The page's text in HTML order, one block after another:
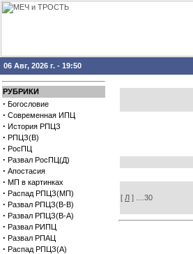
06 Авг, 2026 г. - 19:50
РУБРИКИ
· Богословие
· Современная ИПЦ
· История РПЦЗ
· РПЦЗ(В)
· РосПЦ
· Развал РосПЦ(Д)
· Апостасия
· МП в картинках
· Распад РПЦЗ(МП)
· Развал РПЦЗ(В-В)
· Развал РПЦЗ(В-А)
· Развал РИПЦ
· Развал РПАЦ
· Распад РПЦЗ(А)
[ Л ] ....30